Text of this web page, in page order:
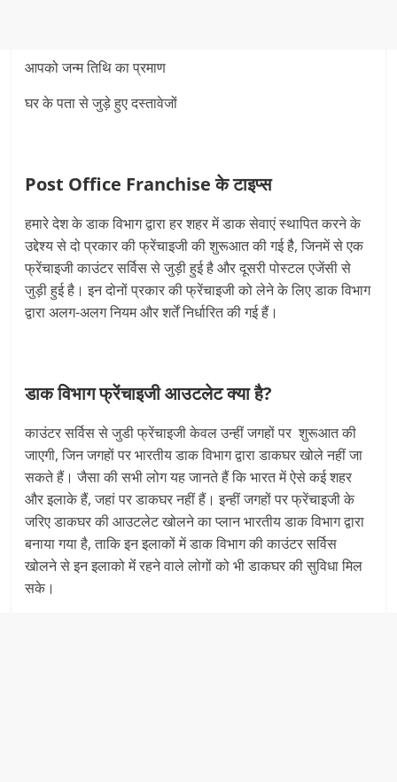
आपको जन्म तिथि का प्रमाण
घर के पता से जुड़े हुए दस्तावेजों
Post Office Franchise के टाइप्स
हमारे देश के डाक विभाग द्वारा हर शहर में डाक सेवाएं स्थापित करने के
उद्देश्य से दो प्रकार की फ्रेंचाइजी की शुरूआत की गई हैै, जिनमें से एक
फ्रेंचाइजी काउंटर सर्विस से जुड़ी हुई है और दूसरी पोस्टल एजेंसी से
जुड़ी हुई है। इन दोनों प्रकार की फ्रेंचाइजी को लेने के लिए डाक विभाग
द्वारा अलग-अलग नियम और शर्तें निर्धारित की गई हैं।
डाक विभाग फ्रेंचाइजी आउटलेट क्‍या है?
काउंटर सर्विस से जुडी फ्रेंचाइजी केवल उन्हीं जगहों पर शुरूआत की
जाएगी, जिन जगहों पर भारतीय डाक विभाग द्वारा डाकघर खोले नहीं जा
सकते हैं। जैसा की सभी लोग यह जानते हैं कि भारत में ऐसे कई शहर
और इलाके हैं, जहां पर डाकघर नहीं हैं। इन्हीं जगहों पर फ्रेंचाइजी के
जरिए डाकघर की आउटलेट खोलने का प्लान भारतीय डाक विभाग द्वारा
बनाया गया है, ताकि इन इलाकों में डाक विभाग की काउंटर सर्विस
खोलने से इन इलाको मेंं रहने वाले लोगों को भी डाकघर की सुविधा मिल
सके।